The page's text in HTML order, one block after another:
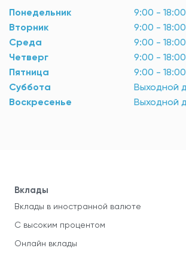
Понедельник
9:00 - 18:00
Вторник
9:00 - 18:00
Среда
9:00 - 18:00
Четверг
9:00 - 18:00
Пятница
9:00 - 18:00
Суббота
Выходной
Воскресенье
Выходной
Вклады
Вклады в иностранной валюте
С высоким процентом
Онлайн вклады